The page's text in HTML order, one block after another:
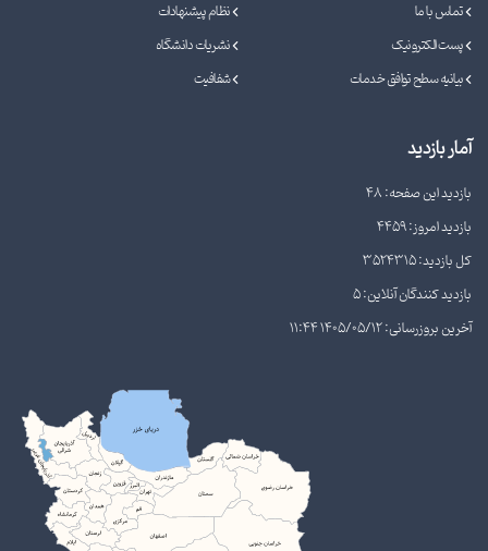
تماس با ما
نظام پیشنهادات
پست الکترونیک
نشریات دانشگاه
بیانیه سطح توافق خدمات
شفافیت
آمار بازدید
بازدید این صفحه: 48
بازدید امروز: 4459
کل بازدید: 3524315
بازدید کنندگان آنلاین: 5
آخرین بروزرسانی: 1405/05/12 11:44